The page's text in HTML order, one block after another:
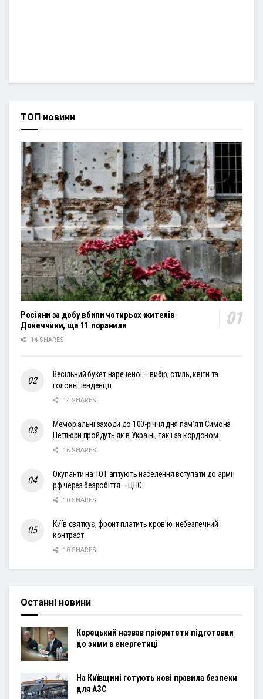
ТОП новини
Росіяни за добу вбили чотирьох жителів
Донеччини, ще 11 поранили
14 SHARES
Весільний букет нареченої – вибір, стиль, квіти та
головні тенденції
14 SHARES
Меморіальні заходи до 100-річчя дня пам’яті Симона
Петлюри пройдуть як в Україні, так і за кордоном
16 SHARES
Окупанти на ТОТ агітують населення вступати до армії
рф через безробіття – ЦНС
10 SHARES
Київ святкує, фронт платить кров’ю: небезпечний
контраст
10 SHARES
Останні новини
Корецький назвав пріоритети підготовки
до зими в енергетиці
На Київщині готують нові правила безпеки
для АЗС